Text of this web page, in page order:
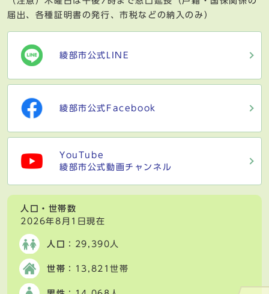
届出、各種証明書の発行、市税などの納入のみ）
綾部市公式LINE
綾部市公式Facebook
YouTube
綾部市公式動画チャンネル
人口・世帯数
2026年8月1日現在
人口 ：29,390人
世帯 ：13,821世帯